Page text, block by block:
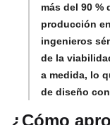
más del 90 %
producción
ingenieros
de la
a medida, lo
de diseño
¿Cómo